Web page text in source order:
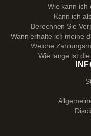
Wie kann ich
Kann ich
Berechnen Sie
Wann erhalte ich meine
Welche
Wie lange ist